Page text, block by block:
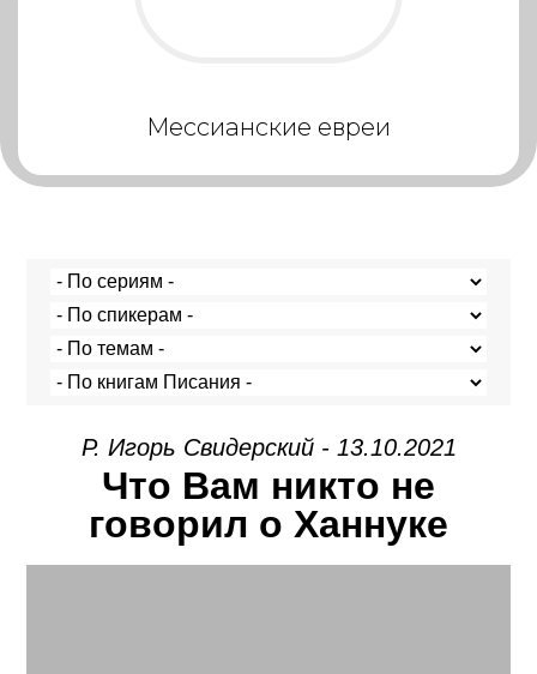
Мессианские евреи
Р. Игорь Свидерский - 13.10.2021
Что Вам никто не
говорил о Ханнуке